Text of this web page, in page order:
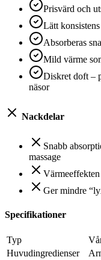
Prisvärd och
Lätt
Absorberas
Mild värme
Diskret doft –
näsor
Nackdelar
Snabb
massage
Ger mindre
Specifikationer
Typ
Huvudingredienser